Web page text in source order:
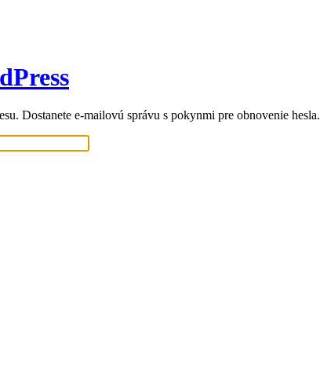
Dostanete e-mailovú správu s pokynmi pre obnovenie hesla.